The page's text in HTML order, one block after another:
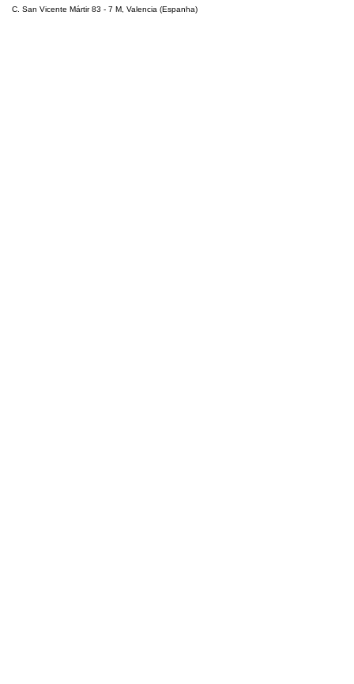
C. San Vicente Mártir 83 - 7 M, Valencia (Espanha)